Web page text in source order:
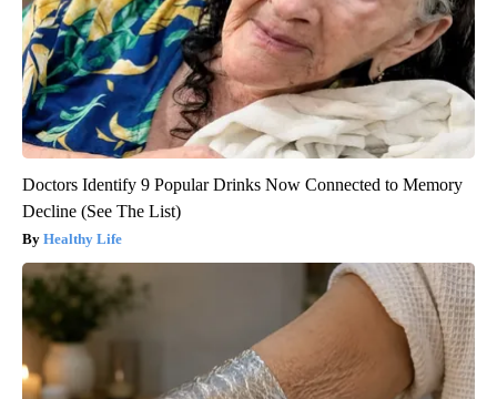
Doctors Identify 9 Popular Drinks Now Connected to Memory
Decline (See The List)
Healthy Life